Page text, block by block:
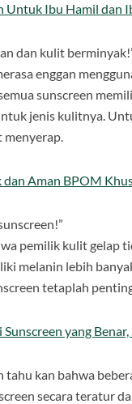
Untuk Ibu Hamil dan
dan kulit
enggan
sunscreen
jenis kulitnya.
menyerap.
dan Aman BPOM
pemilik kulit gelap
melanin lebih
tetaplah
Sunscreen yang
tahu kan bahwa
secara teratur